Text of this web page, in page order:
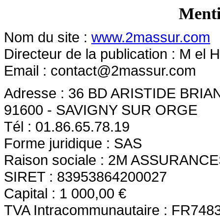
Nom du site : www.2massur.com
Directeur de la publication : M el
Email : contact@2massur.com
Adresse : 36 BD ARISTIDE
91600 - SAVIGNY SUR ORGE
Tél : 01.86.65.78.19
Forme juridique : SAS
Raison sociale : 2M
SIRET : 83953864200027
Capital : 1 000,00 €
TVA Intracommunautaire :